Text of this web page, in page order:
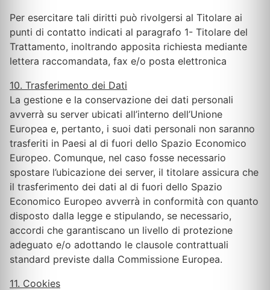
Per esercitare tali diritti può rivolgersi al Titolare ai
punti di contatto indicati al paragrafo 1- Titolare del
Trattamento, inoltrando apposita richiesta mediante
lettera raccomandata, fax e/o posta elettronica
10. Trasferimento dei Dati
La gestione e la conservazione dei dati personali
avverrà su server ubicati all’interno dell’Unione
Europea e, pertanto, i suoi dati personali non saranno
trasferiti in Paesi al di fuori dello Spazio Economico
Europeo. Comunque, nel caso fosse necessario
spostare l’ubicazione dei server, il titolare assicura che
il trasferimento dei dati al di fuori dello Spazio
Economico Europeo avverrà in conformità con quanto
disposto dalla legge e stipulando, se necessario,
accordi che garantiscano un livello di protezione
adeguato e/o adottando le clausole contrattuali
standard previste dalla Commissione Europea.
11. Cookies